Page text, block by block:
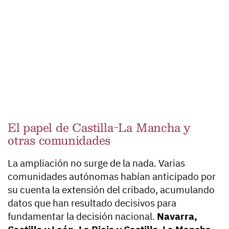
El papel de Castilla-La Mancha y
otras comunidades
La ampliación no surge de la nada. Varias
comunidades autónomas habían anticipado por
su cuenta la extensión del cribado, acumulando
datos que han resultado decisivos para
fundamentar la decisión nacional. Navarra,